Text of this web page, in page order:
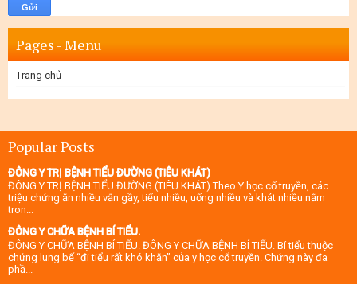
Pages - Menu
Trang chủ
Popular Posts
ĐÔNG Y TRỊ BỆNH TIỂU ĐƯỜNG (TIÊU KHÁT)
ĐÔNG Y TRỊ BỆNH TIỂU ĐƯỜNG (TIÊU KHÁT) Theo Y học cổ truyền, các
triệu chứng ăn nhiều vẫn gầy, tiểu nhiều, uống nhiều và khát nhiều nằm
tron...
ĐÔNG Y CHỮA BỆNH BÍ TIỂU.
ĐÔNG Y CHỮA BỆNH BÍ TIỂU. ĐÔNG Y CHỮA BỆNH BÍ TIỂU. Bí tiểu thuộc
chứng lung bế “đi tiểu rất khó khăn” của y học cổ truyền. Chứng này đa
phầ...